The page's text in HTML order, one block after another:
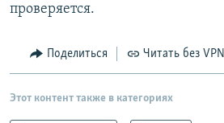
проверяется.
Поделиться Читать без VPN
Этот контент также в категориях